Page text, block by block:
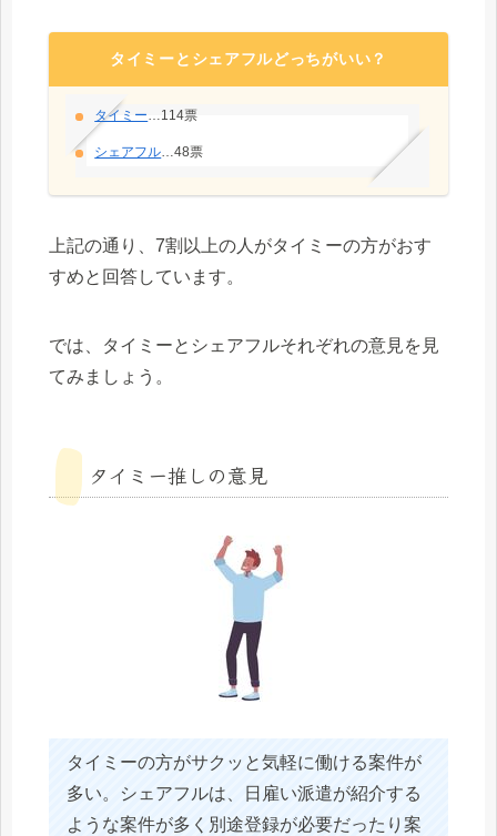
タイミーとシェアフルどっちがいい？
タイミー…114票
シェアフル…48票
上記の通り、7割以上の人がタイミーの方がおす
すめと回答しています。
では、タイミーとシェアフルそれぞれの意見を見
てみましょう。
タイミー推しの意見
タイミーの方がサクッと気軽に働ける案件が
多い。シェアフルは、日雇い派遣が紹介する
ような案件が多く別途登録が必要だったり案